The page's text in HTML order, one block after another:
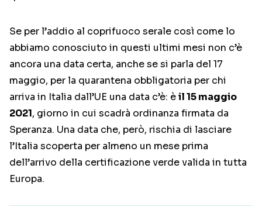
Se per l’addio al coprifuoco serale così come lo
abbiamo conosciuto in questi ultimi mesi non c’è
ancora una data certa, anche se si parla del 17
maggio, per la quarantena obbligatoria per chi
arriva in Italia dall’UE una data c’è: èil 15 maggio
2021, giorno in cui scadrà ordinanza firmata da
Speranza. Una data che, però, rischia di lasciare
l’Italia scoperta per almeno un mese prima
dell’arrivo della certificazione verde valida in tutta
Europa.